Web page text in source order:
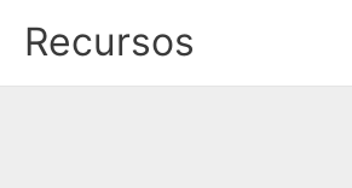
contenido
Recursos